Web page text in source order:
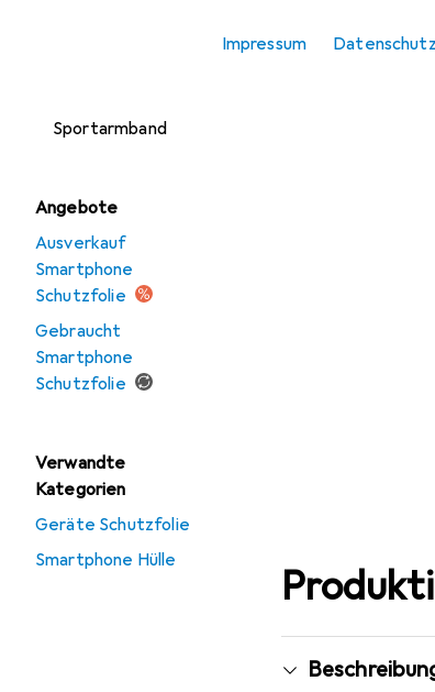
Impressum
Sportarmband
Angebote
Ausverkauf
Smartphone
Schutzfolie
Gebraucht
Smartphone
Schutzfolie
Verwandte
Kategorien
Geräte Schutzfolie
Smartphone Hülle